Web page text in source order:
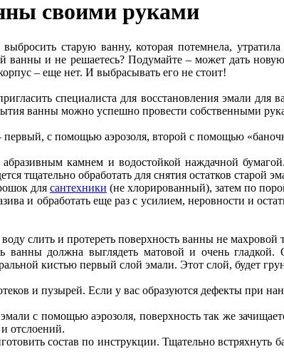
своими руками
старую ванну, которая потемнела,
ванны и не решаетесь? Подумайте – может дать
– еще нет. И выбрасывать его не стоит!
специалиста для восстановления эмали для
ванны можно успешно провести собственными
первый, с помощью аэрозоля, второй с помощью
абразивным камнем и водостойкой наждачной
тщательно обработать для снятия остатков старой
для сантехники (не хлорированный), затем по
и обработать еще раз с усилием, неровности и
слить и протереть поверхность ванны не махровой
ванны должна выглядеть матовой и очень
кистью первый слой эмали. Этот слой, будет
и пузырей. Если у вас образуются дефекты при
с помощью аэрозоля, поверхность так же
отслоений.
состав по инструкции. Тщательно